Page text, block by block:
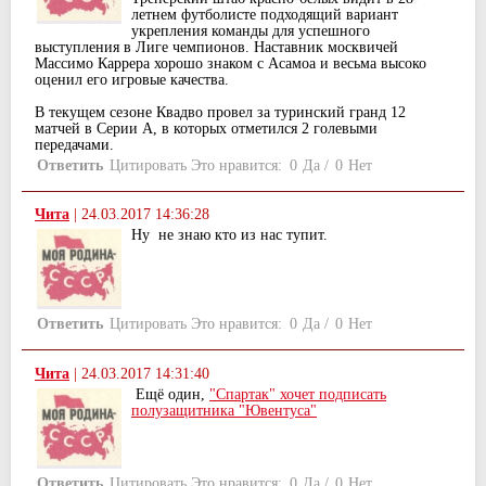
летнем футболисте подходящий вариант
укрепления команды для успешного
выступления в Лиге чемпионов. Наставник москвичей
Массимо Каррера хорошо знаком с Асамоа и весьма высоко
оценил его игровые качества.
В текущем сезоне Квадво провел за туринский гранд 12
матчей в Серии А, в которых отметился 2 голевыми
передачами.
Ответить Цитировать Это нравится: 0 Да / 0 Нет
Чита
24.03.2017 14:36:28
Ну не знаю кто из нас тупит.
Ответить Цитировать Это нравится: 0 Да / 0 Нет
Чита
24.03.2017 14:31:40
Ещё один, "Спартак" хочет подписать
полузащитника "Ювентуса"